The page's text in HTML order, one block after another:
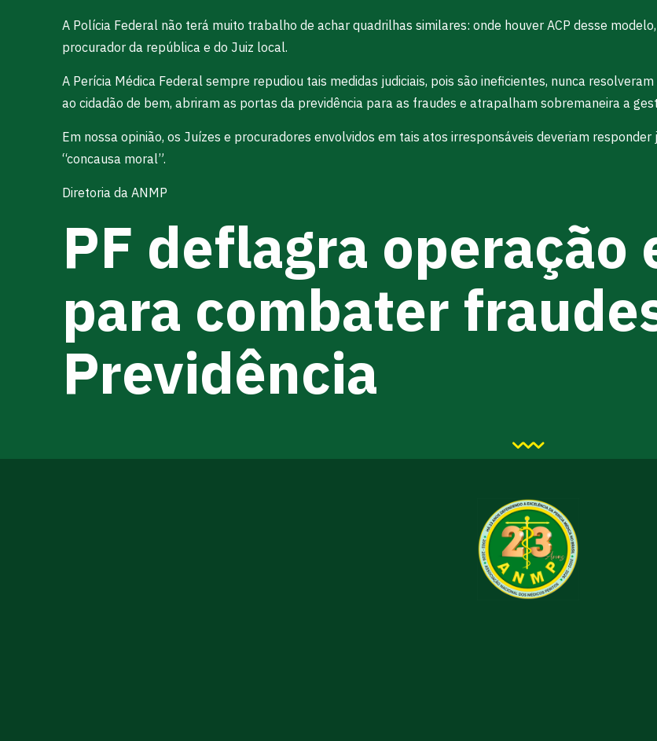
A Polícia Federal não terá muito trabalho de achar quadrilhas similares: onde houver ACP desse
procurador da república e do Juiz local.
A Perícia Médica Federal sempre repudiou tais medidas judiciais, pois são ineficientes, nunca
ao cidadão de bem, abriram as portas da previdência para as fraudes e atrapalham sobremaneira a
Em nossa opinião, os Juízes e procuradores envolvidos em tais atos irresponsáveis deveriam
“concausa moral”.
Diretoria da ANMP
PF deflagra operação
para combater
Previdência